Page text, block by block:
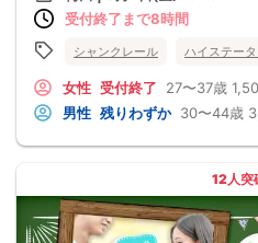
受付終了まで8時間
シャンクレール ハイステー
女性 受付終了 27〜37歳
男性 残りわずか 30〜44歳
12人突